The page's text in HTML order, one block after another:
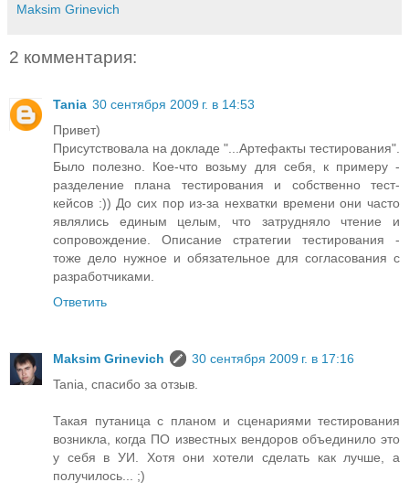
Maksim Grinevich
2 комментария:
Tania 30 сентября 2009 г. в 14:53
Привет)
Присутствовала на докладе "...Артефакты тестирования".
Было полезно. Кое-что возьму для себя, к примеру -
разделение плана тестирования и собственно тест-
кейсов :)) До сих пор из-за нехватки времени они часто
являлись единым целым, что затрудняло чтение и
сопровождение. Описание стратегии тестирования -
тоже дело нужное и обязательное для согласования с
разработчиками.
Ответить
Maksim Grinevich
30 сентября 2009 г. в 17:16
Tania, спасибо за отзыв.
Такая путаница с планом и сценариями тестирования
возникла, когда ПО известных вендоров объединило это
у себя в УИ. Хотя они хотели сделать как лучше, а
получилось... ;)